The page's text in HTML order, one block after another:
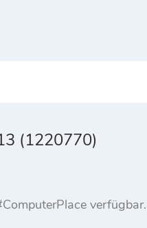
(1220770)